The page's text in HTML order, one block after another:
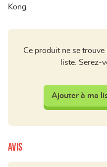
Kong
Ce produit ne se
liste. Serez-
Ajouter à ma
Avis